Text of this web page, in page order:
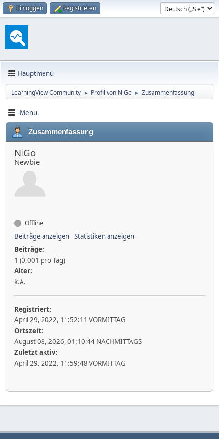
Einloggen Registrieren
Hauptmenü
LearningView Community ► Profil von NiGo ► Zusammenfassung
-Menü
Zusammenfassung
NiGo
Newbie
Offline
Beiträge anzeigen Statistiken anzeigen
Beiträge:
1 (0,001 pro Tag)
Alter:
k.A.
Registriert:
April 29, 2022, 11:52:11 VORMITTAG
Ortszeit:
August 08, 2026, 01:10:44 NACHMITTAGS
Zuletzt aktiv:
April 29, 2022, 11:59:48 VORMITTAG